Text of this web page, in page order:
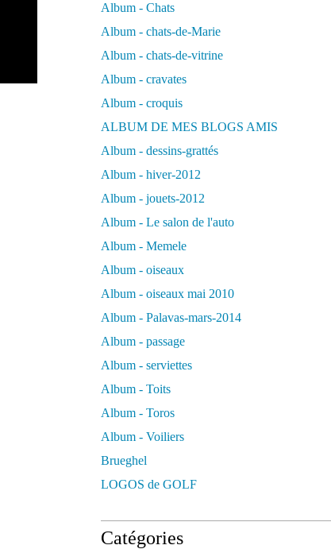
Album - Chats
Album - chats-de-Marie
Album - chats-de-vitrine
Album - cravates
Album - croquis
ALBUM DE MES BLOGS AMIS
Album - dessins-grattés
Album - hiver-2012
Album - jouets-2012
Album - Le salon de l'auto
Album - Memele
Album - oiseaux
Album - oiseaux mai 2010
Album - Palavas-mars-2014
Album - passage
Album - serviettes
Album - Toits
Album - Toros
Album - Voiliers
Brueghel
LOGOS de GOLF
Catégories